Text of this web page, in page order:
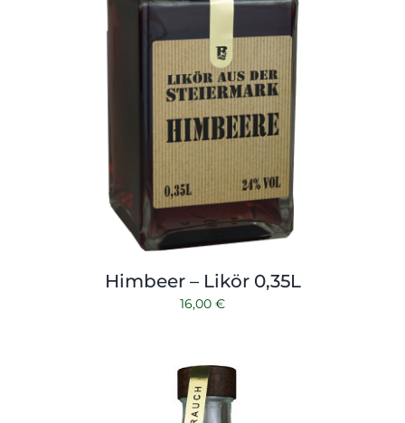
Himbeer – Likör 0,35L
16,00 €